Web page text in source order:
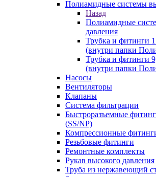
Полиамидные системы
Назад
Полиамидные
давления
Трубка и фитинги
(внутри папки
Трубка и фитинги
(внутри папки
Насосы
Вентиляторы
Клапаны
Система фильтрации
Быстроразъемные
(SS/NP)
Компрессионные
Резьбовые фитинги
Ремонтные комплекты
Рукав высокого давления
Труба из нержавеющий